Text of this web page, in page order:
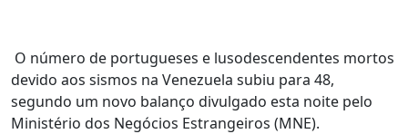
O número de portugueses e lusodescendentes mortos
devido aos sismos na Venezuela subiu para 48,
segundo um novo balanço divulgado esta noite pelo
Ministério dos Negócios Estrangeiros (MNE).